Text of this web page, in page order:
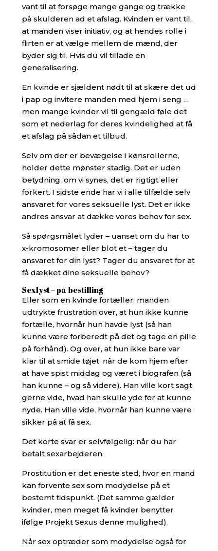
vant til at forsøge mange gange og trække
på skulderen ad et afslag. Kvinden er vant til,
at manden viser initiativ, og at hendes rolle i
flirten er at vælge mellem de mænd, der
byder sig til. Hvis du vil tillade en
generalisering.
En kvinde er sjældent nødt til at skære det ud
i pap og invitere manden med hjem i seng …
men mange kvinder vil til gengæld føle det
som et nederlag for deres kvindelighed at få
et afslag på sådan et tilbud.
Selv om der er bevægelse i kønsrollerne,
holder dette mønster stadig. Det er uden
betydning, om vi synes, det er rigtigt eller
forkert. I sidste ende har vi i alle tilfælde selv
ansvaret for vores seksuelle lyst. Det er ikke
andres ansvar at dække vores behov for sex.
Så spørgsmålet lyder – uanset om du har to
x-kromosomer eller blot et – tager du
ansvaret for din lyst? Tager du ansvaret for at
få dækket dine seksuelle behov?
Sexlyst – på bestilling
Eller som en kvinde fortæller: manden
udtrykte frustration over, at hun ikke kunne
fortælle, hvornår hun havde lyst (så han
kunne være forberedt på det og tage en pille
på forhånd). Og over, at hun ikke bare var
klar til at smide tøjet, når de kom hjem efter
at have spist middag og været i biografen (så
han kunne – og så videre). Han ville kort sagt
gerne vide, hvad han skulle yde for at kunne
nyde. Han ville vide, hvornår han kunne være
sikker på at få sex.
Det korte svar er selvfølgelig: når du har
betalt sexarbejderen.
Prostitution er det eneste sted, hvor en mand
kan forvente sex som modydelse på et
bestemt tidspunkt. (Det samme gælder
kvinder, men meget få kvinder benytter
ifølge Projekt Sexus denne mulighed).
Når sex optræder som modydelse også for